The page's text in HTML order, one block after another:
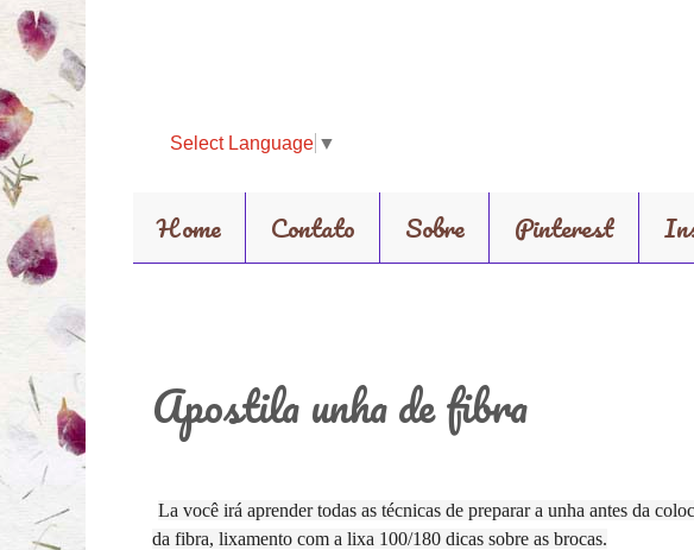
Select Language ▼
Home Contato Sobre Pinterest
Apostila unha de fibra
La você irá aprender todas as técnicas de preparar a unha antes da
da fibra, lixamento com a lixa 100/180 dicas sobre as brocas.